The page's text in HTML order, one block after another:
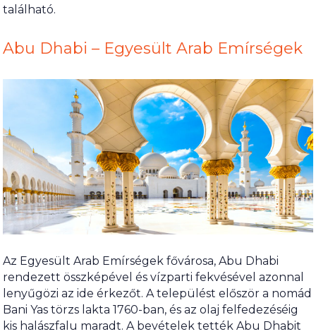
található.
Abu Dhabi – Egyesült Arab Emírségek
Az Egyesült Arab Emírségek fővárosa, Abu Dhabi
rendezett összképével és vízparti fekvésével azonnal
lenyűgözi az ide érkezőt. A települést először a nomád
Bani Yas törzs lakta 1760-ban, és az olaj felfedezéséig
kis halászfalu maradt. A bevételek tették Abu Dhabit